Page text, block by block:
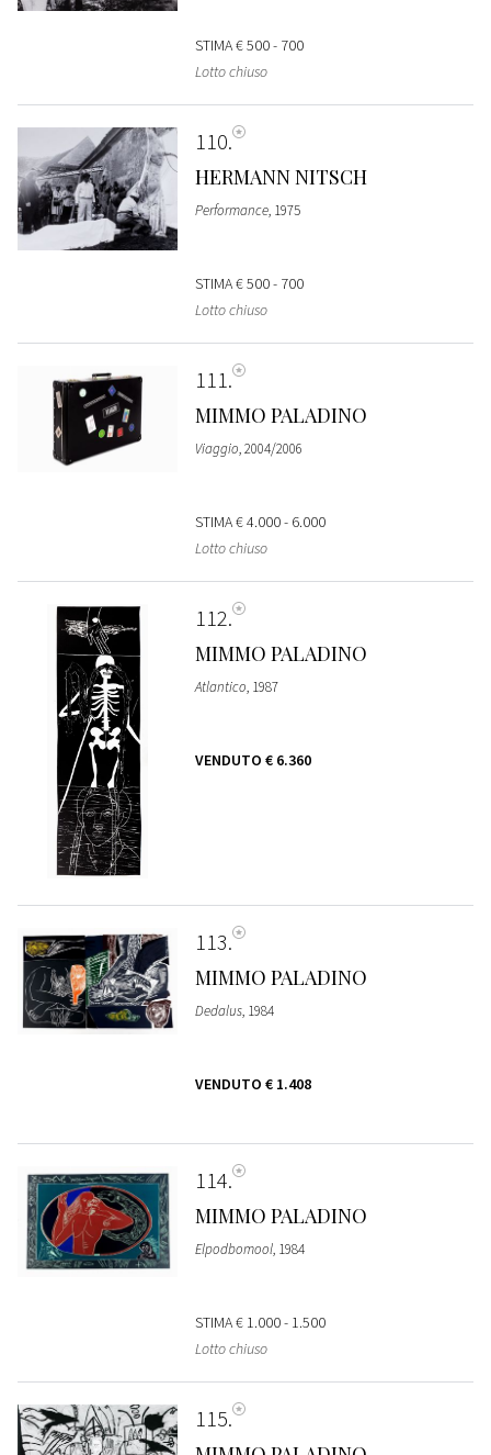
STIMA€ 500 - 700
Lotto chiuso
110
HERMANN NITSCH
Performance, 1975
STIMA€ 500 - 700
Lotto chiuso
111
MIMMO PALADINO
Viaggio, 2004/2006
STIMA€ 4.000 - 6.000
Lotto chiuso
112
MIMMO PALADINO
Atlantico, 1987
VENDUTO € 6.360
113
MIMMO PALADINO
Dedalus, 1984
VENDUTO € 1.408
114
MIMMO PALADINO
Elpodbomool, 1984
STIMA€ 1.000 - 1.500
Lotto chiuso
115